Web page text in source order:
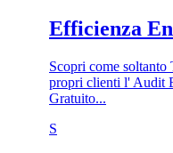
Efficienza
Scopri come
propri clienti l' Audit
Gratuito...
S